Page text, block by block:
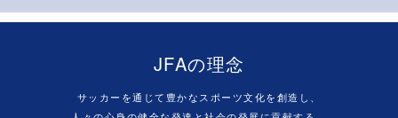
JFAの理念
サッカーを通じて豊かなスポーツ文化を創造し、